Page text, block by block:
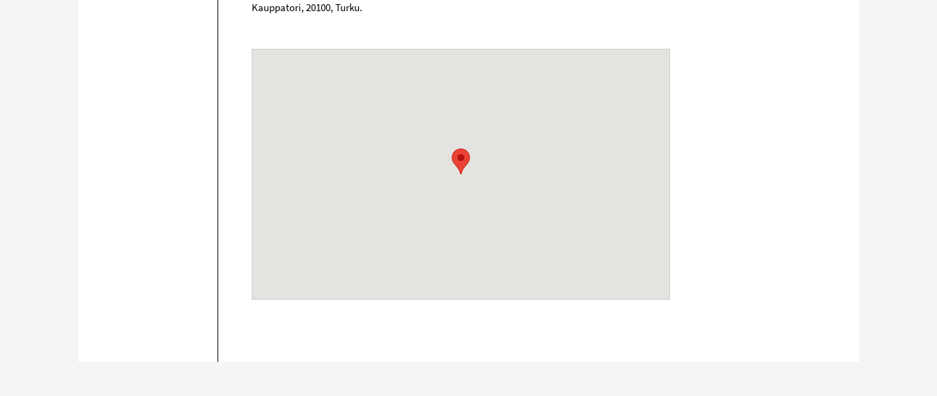
Kauppatori, 20100, Turku.